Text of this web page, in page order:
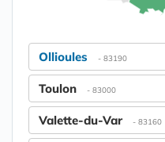
Ollioules - 83190
Toulon - 83000
Valette-du-Var - 83160